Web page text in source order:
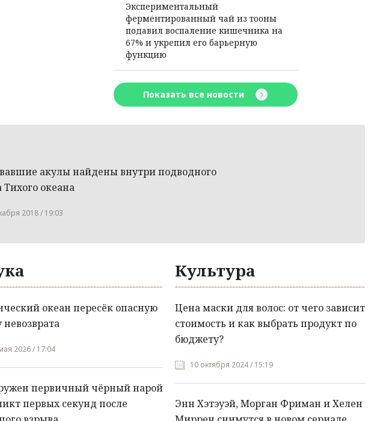
Экспериментальный
ферментированный чай из тооны
подавил воспаление кишечника на
67% и укрепил его барьерную
функцию
Показать все новости
акулы найдены внутри подводного
Тихого океана
2018 / 19:03
океан пересёк опасную
невозврата
2026 / 17:04
первичный чёрный нарой
первых секунд после
Культура
Цена маски для волос: от чего зависит
стоимость и как выбрать продукт по
бюджету?
10 октября 2024 / 15:19
Энн Хэтэуэй, Морган Фриман и Хелен